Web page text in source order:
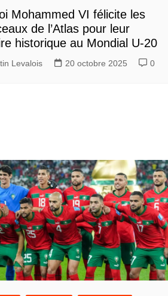
Mohammed VI félicite les
de l’Atlas pour leur
historique au Mondial U-20
Levalois 20 octobre 2025 0